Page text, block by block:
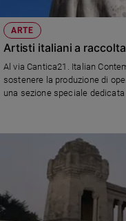
ARTE
Artisti italiani a
Al via Cantica21. Italian
sostenere la produzione di
una sezione speciale